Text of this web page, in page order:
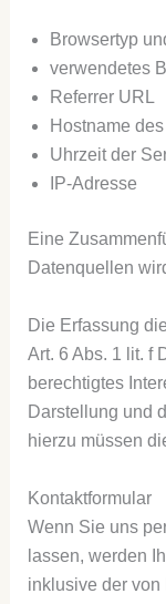
Browsertyp
verwendetes
Referrer URL
Hostname
Uhrzeit der
IP-Adresse
Eine
Datenquellen
Die Erfassung
Art. 6 Abs. 1 lit. f
berechtigtes
Darstellung und
hierzu müssen
Kontaktformular
Wenn Sie uns
lassen, werden
inklusive der von